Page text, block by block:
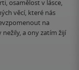
osamělost v lásce,
věcí, které nás
na
a ony zatím žijí